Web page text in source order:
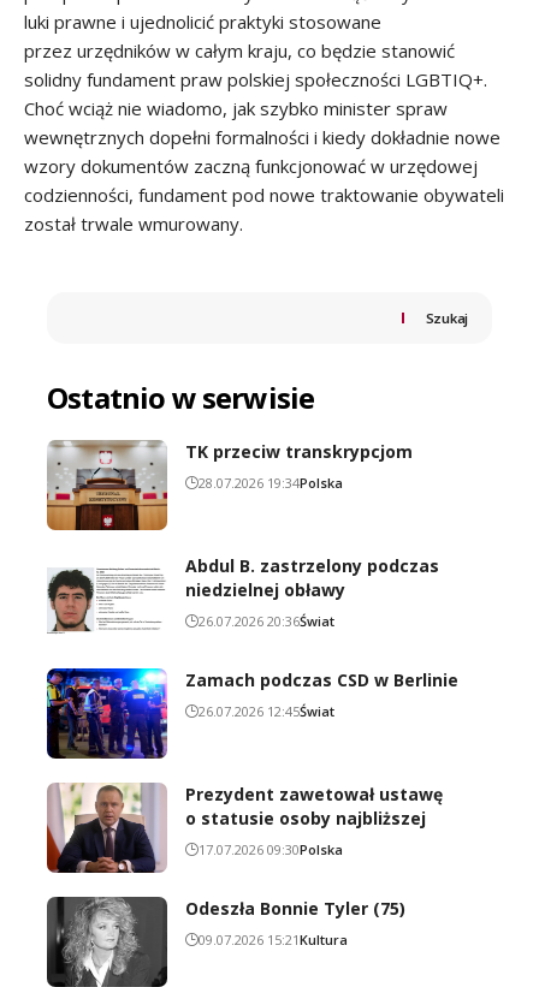
luki prawne i ujednolicić praktyki stosowane
przez urzędników w całym kraju, co będzie stanowić
solidny fundament praw polskiej społeczności LGBTIQ+.
Choć wciąż nie wiadomo, jak szybko minister spraw
wewnętrznych dopełni formalności i kiedy dokładnie nowe
wzory dokumentów zaczną funkcjonować w urzędowej
codzienności, fundament pod nowe traktowanie obywateli
został trwale wmurowany.
Szukaj
Ostatnio w serwisie
TK przeciw transkrypcjom
28.07.2026 19:34Polska
Abdul B. zastrzelony podczas
niedzielnej obławy
26.07.2026 20:36Świat
Zamach podczas CSD w Berlinie
26.07.2026 12:45Świat
Prezydent zawetował ustawę
o statusie osoby najbliższej
17.07.2026 09:30Polska
Odeszła Bonnie Tyler (75)
09.07.2026 15:21Kultura